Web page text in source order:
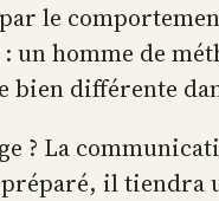
le
un homme de
différente
? La
il tiendra